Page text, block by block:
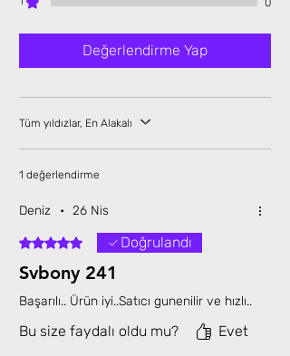
Değerlendirme Yap
Tüm yıldızlar, En Alakalı
1 değerlendirme
Deniz • 26 Nis
5 üzerinden 5 yıldızDoğrulandı
Svbony 241
Başarılı.. Ürün iyi..Satıcı gunenilir ve hızlı..
Bu size faydalı oldu mu? Evet